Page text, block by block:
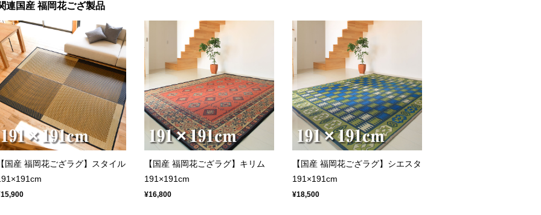
連国産 福岡花ござ製品
国産 福岡花ござラグ】スタイル
【国産 福岡花ござラグ】キリム
191×191cm
¥16,800
【国産 福岡花ござラグ】シエスタ
191×191cm
¥18,500